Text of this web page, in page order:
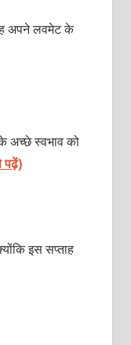
अपने लवमेट के
अच्छे स्वभाव को
पढ़ें)
इस सप्ताह